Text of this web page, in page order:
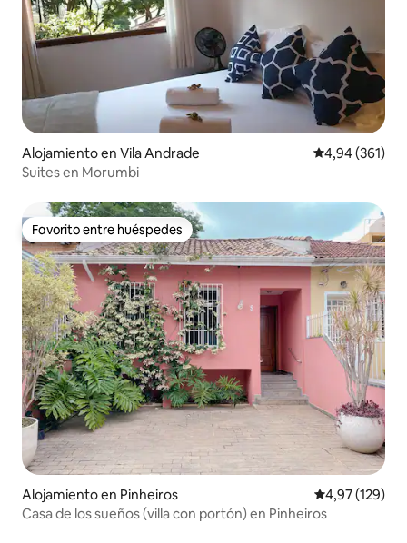
Alojamiento en Vila Andrade Calificación
4,94 (361)
Suites en Morumbi
Favorito entre huéspedes
Favorito entre huéspedes
Alojamiento en Pinheiros Calificación
4,97 (129)
Casa de los sueños (villa con portón) en Pinheiros